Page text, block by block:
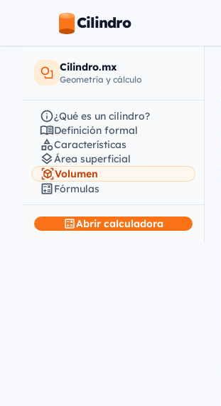
Cilindro
Cilindro.mx
Geometría y cálculo
¿Qué es un cilindro?
Definición formal
Características
Área superficial
Volumen
Fórmulas
Abrir calculadora